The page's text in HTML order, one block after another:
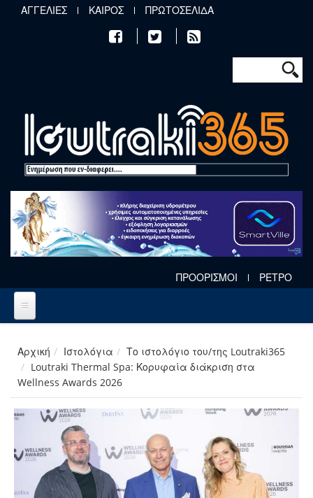
Παράκαμψη προς το κυρίως περιεχόμενο
ΑΓΓΕΛΙΕΣ ΚΑΙΡΟΣ ΠΡΩΤΟΣΕΛΙΔΑ
Φόρμα
Αναζήτηση
ΠΡΟΟΡΙΣΜΟΙ ΡΕΤΡΟ
Αρχική Ιστολόγια
Το ιστολόγιο του/της Loutraki365
Loutraki Thermal Spa: Κορυφαία διάκριση στα
Wellness Awards 2026